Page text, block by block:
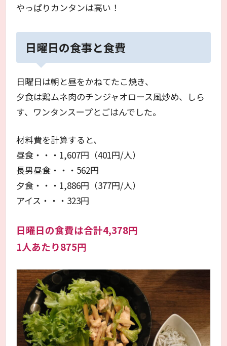
やっぱりカンタンは高い！
日曜日の食事と食費
日曜日は朝と昼をかねてたこ焼き、
夕食は鶏ムネ肉のチンジャオロース風炒め、しら
す、ワンタンスープとごはんでした。
材料費を計算すると、
昼食・・・1,607円（401円/人）
長男昼食・・・562円
夕食・・・1,886円（377円/人）
アイス・・・323円
日曜日の食費は合計4,378円
1人あたり875円